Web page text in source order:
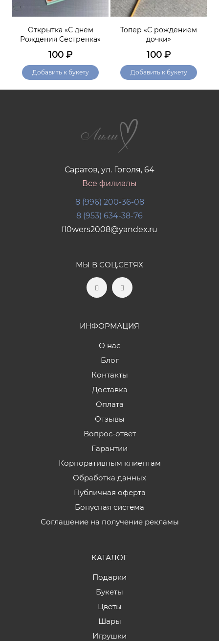
Открытка «С днем
Рождения Сестренка»
100 ₽
Добавить к букету
Топер «С рождением
дочки»
100 ₽
Добавить к букету
Саратов, ул. Гоголя, 64
Все филиалы
8 (996) 200-36-08
8 (953) 634-38-76
fl0wers2008@yandex.ru
МЫ В СОЦ.СЕТЯХ
ИНФОРМАЦИЯ
О нас
Блог
Контакты
Доставка
Оплата
Отзывы
Вопрос-ответ
Гарантии
Корпоративным клиентам
Обработка данных
Публичная оферта
Бонусная система
Соглашение на получение рекламы
КАТАЛОГ
Подарки
Букеты
Цветы
Шары
Игрушки